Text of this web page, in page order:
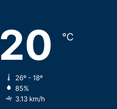
20 ℃
26º - 18º
85%
3.13 km/h